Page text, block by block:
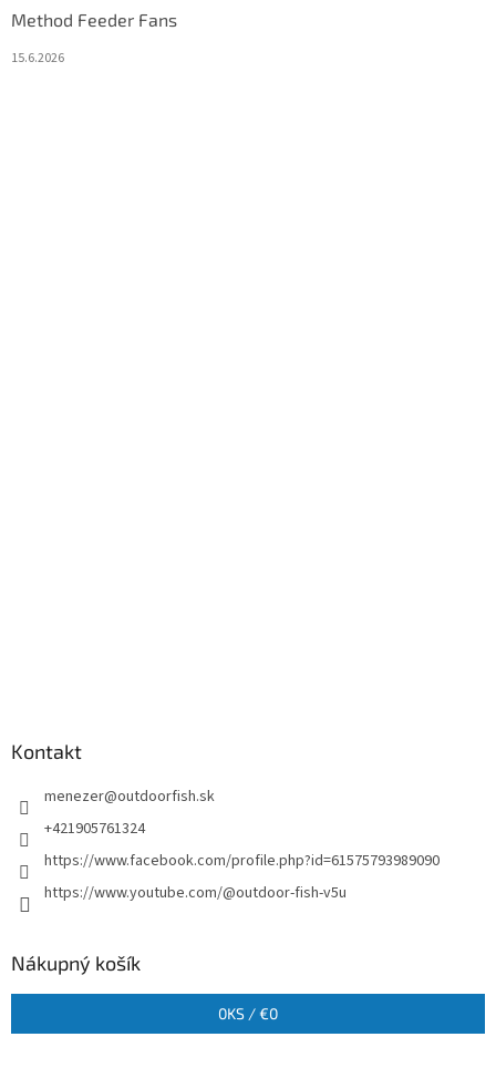
Method Feeder Fans
15.6.2026
Kontakt
menezer@outdoorfish.sk
+421905761324
https://www.facebook.com/profile.php?id=61575793989090
https://www.youtube.com/@outdoor-fish-v5u
Nákupný košík
0KS /€0